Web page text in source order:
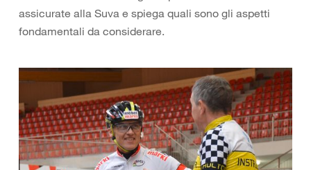
assicurate alla Suva e spiega quali sono gli aspetti
fondamentali da considerare.